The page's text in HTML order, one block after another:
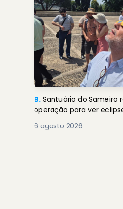
B. Santuário do Sameiro
operação para ver
6 agosto 2026